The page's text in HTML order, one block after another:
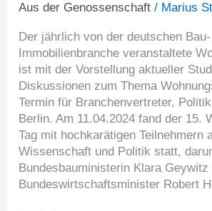
Aus der Genossenschaft / Marius
Der jährlich von der deutschen Bau-
Immobilienbranche veranstaltete
ist mit der Vorstellung aktueller
Diskussionen zum Thema
Termin für Branchenvertreter,
Berlin. Am 11.04.2024 fand der 15.
Tag mit hochkarätigen Teilnehmern
Wissenschaft und Politik statt,
Bundesbauministerin Klara Geywitz
Bundeswirtschaftsminister Robert